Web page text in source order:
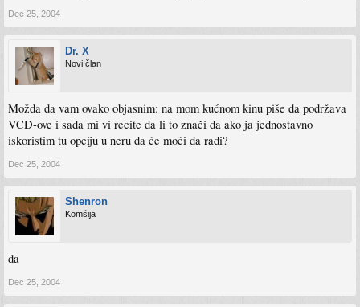
Dec 25, 2004
Dr. X
Novi član
Možda da vam ovako objasnim: na mom kućnom kinu piše da podržava
VCD-ove i sada mi vi recite da li to znači da ako ja jednostavno
iskoristim tu opciju u neru da će moći da radi?
Dec 25, 2004
Shenron
Komšija
da
Dec 25, 2004